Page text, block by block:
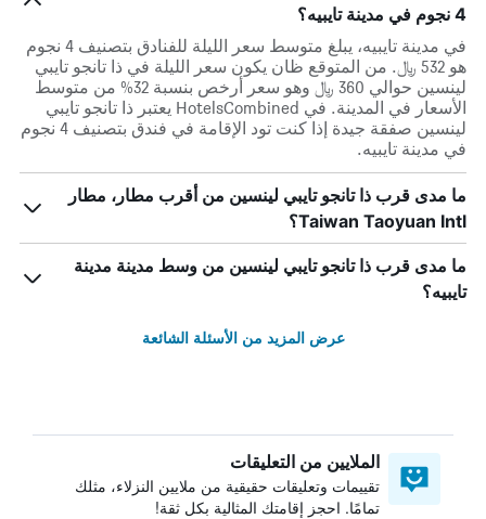
4 نجوم في مدينة تايبيه؟
في مدينة تايبيه، يبلغ متوسط ​​سعر الليلة للفنادق بتصنيف 4 نجوم
هو 532 ﷼. من المتوقع ظان يكون سعر الليلة في ذا تانجو تايبي
لينسين حوالي 360 ﷼ وهو سعر أرخص بنسبة 32% من متوسط
الأسعار في المدينة. في HotelsCombined يعتبر ذا تانجو تايبي
لينسين صفقة جيدة إذا كنت تود الإقامة في فندق بتصنيف 4 نجوم
في مدينة تايبيه.
ما مدى قرب ذا تانجو تايبي لينسين من أقرب مطار، مطار
Taiwan Taoyuan Intl؟
ما مدى قرب ذا تانجو تايبي لينسين من وسط مدينة مدينة
تايبيه؟
عرض المزيد من الأسئلة الشائعة
الملايين من التعليقات
تقييمات وتعليقات حقيقية من ملايين النزلاء، مثلك
تمامًا. احجز إقامتك المثالية بكل ثقة!